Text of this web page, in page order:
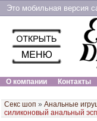
Это мобильная версия
О компании
Контакты
Секс шоп » Анальные
силиконовый анальный